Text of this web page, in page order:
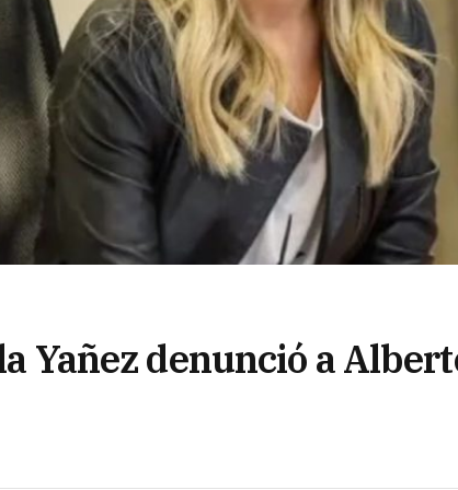
Yañez denunció a